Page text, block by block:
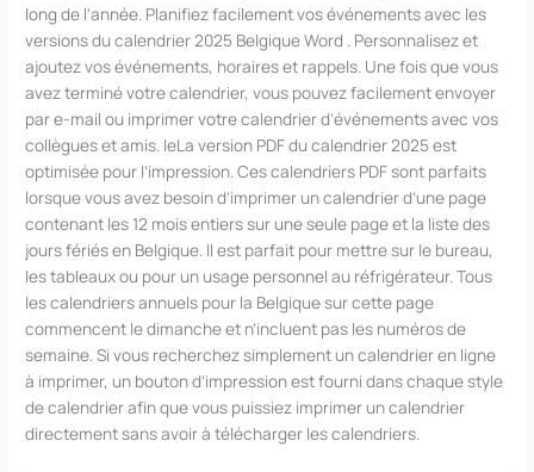
long de l’année. Planifiez facilement vos événements avec les
versions du calendrier 2025 Belgique Word . Personnalisez et
ajoutez vos événements, horaires et rappels. Une fois que vous
avez terminé votre calendrier, vous pouvez facilement envoyer
par e-mail ou imprimer votre calendrier d’événements avec vos
collègues et amis. leLa version PDF du calendrier 2025 est
optimisée pour l’impression. Ces calendriers PDF sont parfaits
lorsque vous avez besoin d’imprimer un calendrier d’une page
contenant les 12 mois entiers sur une seule page et la liste des
jours fériés en Belgique. Il est parfait pour mettre sur le bureau,
les tableaux ou pour un usage personnel au réfrigérateur. Tous
les calendriers annuels pour la Belgique sur cette page
commencent le dimanche et n’incluent pas les numéros de
semaine. Si vous recherchez simplement un calendrier en ligne
à imprimer, un bouton d’impression est fourni dans chaque style
de calendrier afin que vous puissiez imprimer un calendrier
directement sans avoir à télécharger les calendriers.